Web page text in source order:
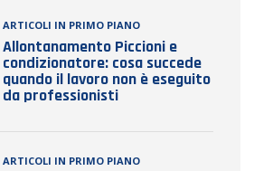
ARTICOLI IN PRIMO PIANO
Allontanamento Piccioni e
condizionatore: cosa succede
quando il lavoro non è eseguito
da professionisti
ARTICOLI IN PRIMO PIANO